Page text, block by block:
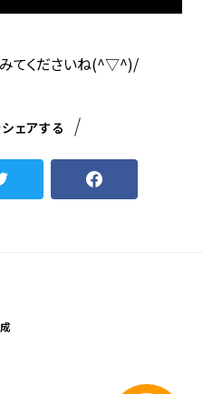
てくださいね(^▽^)/
ェアする